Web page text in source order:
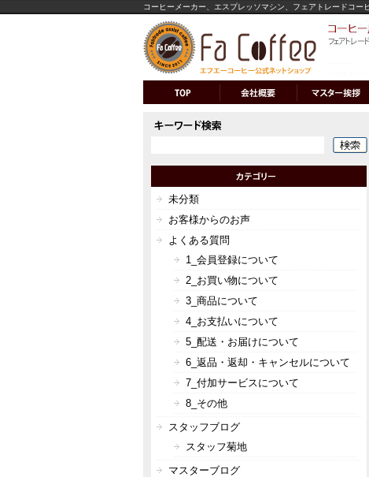
コーヒーメーカー、エスプレッソマシン、フェアトレードコー
未分類
お客様からのお声
よくある質問
1_会員登録について
2_お買い物について
3_商品について
4_お支払いについて
5_配送・お届けについて
6_返品・返却・キャンセルについて
7_付加サービスについて
8_その他
スタッフブログ
スタッフ菊地
マスターブログ